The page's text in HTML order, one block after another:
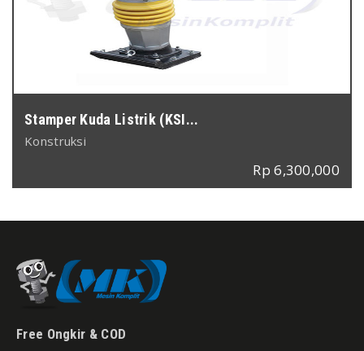
Stamper Kuda Listrik (KSI...
Konstruksi
Rp 6,300,000
Free Ongkir & COD